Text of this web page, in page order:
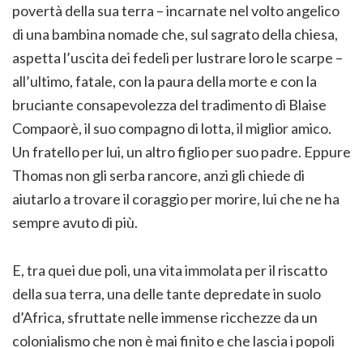
povertà della sua terra – incarnate nel volto angelico
di una bambina nomade che, sul sagrato della chiesa,
aspetta l’uscita dei fedeli per lustrare loro le scarpe –
all’ultimo, fatale, con la paura della morte e con la
bruciante consapevolezza del tradimento di Blaise
Compaorè, il suo compagno di lotta, il miglior amico.
Un fratello per lui, un altro figlio per suo padre. Eppure
Thomas non gli serba rancore, anzi gli chiede di
aiutarlo a trovare il coraggio per morire, lui che ne ha
sempre avuto di più.
E, tra quei due poli, una vita immolata per il riscatto
della sua terra, una delle tante depredate in suolo
d’Africa, sfruttate nelle immense ricchezze da un
colonialismo che non è mai finito e che lascia i popoli